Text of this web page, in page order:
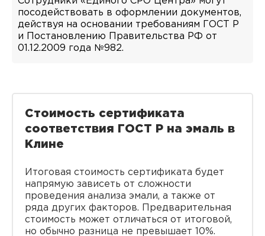
посодействовать в оформлении документов,
действуя на основании требованиям ГОСТ Р
и Постановлению Правительства РФ от
01.12.2009 года №982.
Стоимость сертификата
соответствия ГОСТ Р на эмаль в
Клине
Итоговая стоимость сертификата будет
напрямую зависеть от сложности
проведения анализа эмали, а также от
ряда других факторов. Предварительная
стоимость может отличаться от итоговой,
но обычно разница не превышает 10%.